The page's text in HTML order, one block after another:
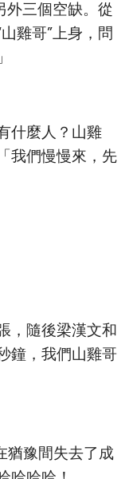
外三個空缺。從
雞哥”上身，問
什麼人？山雞
我們慢慢來，先
，隨後梁漢文和
鐘，我們山雞哥
猶豫間失去了成